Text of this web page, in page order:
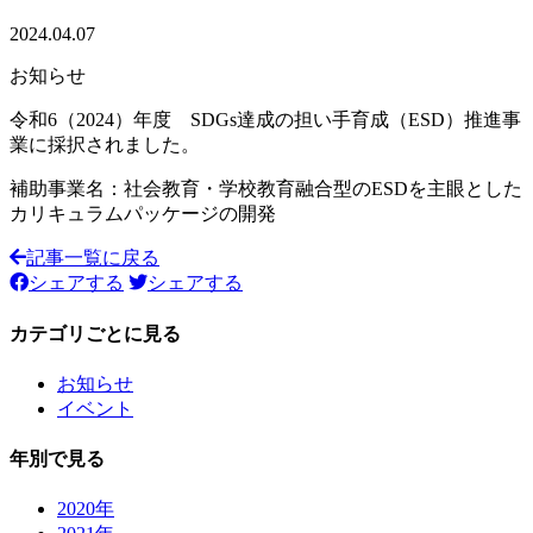
2024.04.07
お知らせ
令和6（2024）年度 SDGs達成の担い手育成（ESD）推進事
業に採択されました。
補助事業名：社会教育・学校教育融合型のESDを主眼とした
カリキュラムパッケージの開発
記事一覧に戻る
シェアする
シェアする
カテゴリごとに見る
お知らせ
イベント
年別で見る
2020年